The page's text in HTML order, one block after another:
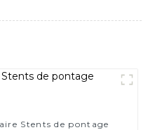
Stents de pontage